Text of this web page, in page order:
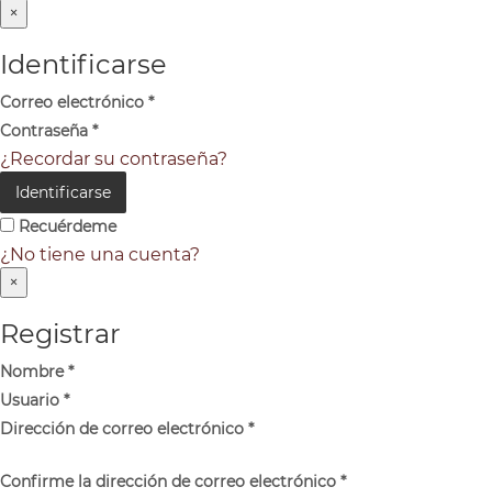
×
Identificarse
Correo electrónico *
Contraseña *
¿Recordar su contraseña?
Identificarse
Recuérdeme
¿No tiene una cuenta?
×
Registrar
Nombre*
Usuario *
Dirección de correo electrónico *
Confirme la dirección de correo electrónico *